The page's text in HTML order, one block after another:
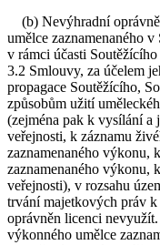
(b) Nevýhradní
umělce zaznamenaného
v rámci účasti
3.2 Smlouvy, za účelem
propagace Soutěžícího,
způsobům užití
(zejména pak k vysílání a
veřejnosti, k záznamu
zaznamenaného výkonu,
zaznamenaného výkonu,
veřejnosti), v rozsahu
trvání majetkových práv
oprávněn licenci
výkonného umělce